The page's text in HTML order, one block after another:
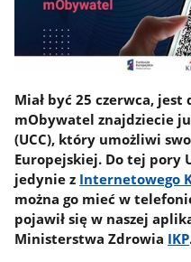
Miał być 25 czerwca,
mObywatel znajdziecie
(UCC), który umożliwi
Europejskiej. Do tej pory
jedynie z Internetowego
można go mieć w
pojawił się w naszej
Ministerstwa Zdrowia IKP